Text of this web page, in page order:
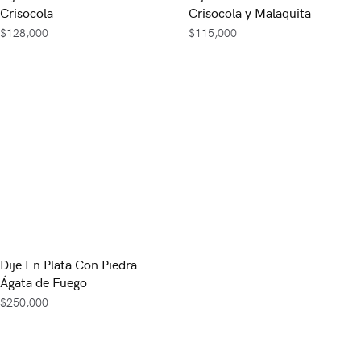
Crisocola
$128,000
Crisocola y Malaquita
$115,000
Dije En Plata Con Piedra
Ágata de Fuego
$250,000